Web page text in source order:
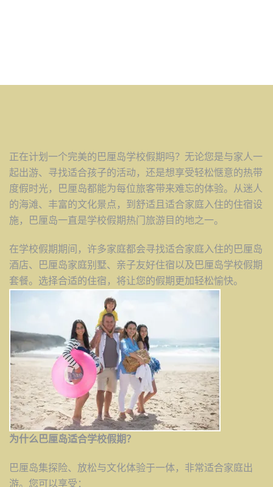
正在计划一个完美的巴厘岛学校假期吗？无论您是与家人一
起出游、寻找适合孩子的活动，还是想享受轻松惬意的热带
度假时光，巴厘岛都能为每位旅客带来难忘的体验。从迷人
的海滩、丰富的文化景点，到舒适且适合家庭入住的住宿设
施，巴厘岛一直是学校假期热门旅游目的地之一。
在学校假期期间，许多家庭都会寻找适合家庭入住的巴厘岛
酒店、巴厘岛家庭别墅、亲子友好住宿以及巴厘岛学校假期
套餐。选择合适的住宿，将让您的假期更加轻松愉快。
为什么巴厘岛适合学校假期？
巴厘岛集探险、放松与文化体验于一体，非常适合家庭出
游。您可以享受：